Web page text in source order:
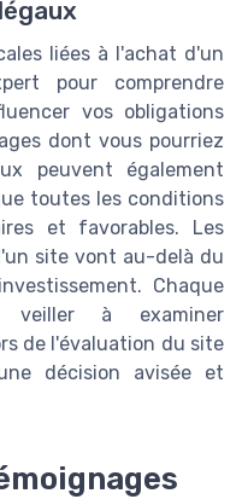
liées à l'achat d'un
pour comprendre
vos obligations
dont vous pourriez
peuvent également
toutes les conditions
et favorables. Les
site vont au-delà du
Chaque
à examiner
de l'évaluation du site
décision avisée et